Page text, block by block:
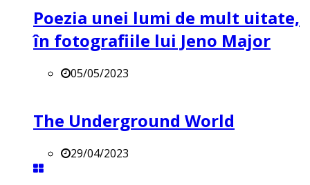
Poezia unei lumi de mult uitate,
în fotografiile lui Jeno Major
05/05/2023
The Underground World
29/04/2023